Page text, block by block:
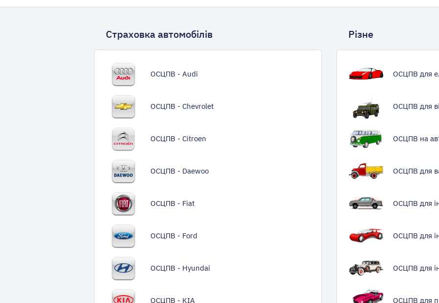
Страховка автомобілів Різне
ОСЦПВ - Audi
ОСЦПВ - Chevrolet
ОСЦПВ - Citroen
ОСЦПВ - Daewoo
ОСЦПВ - Fiat
ОСЦПВ - Ford
ОСЦПВ - Hyundai
ОСЦПВ - KIA
ОСЦПВ для
ОСЦПВ для
ОСЦПВ на
ОСЦПВ для
ОСЦПВ для
ОСЦПВ для
ОСЦПВ для
ОСЦПВ для